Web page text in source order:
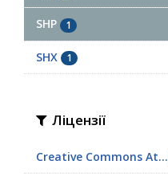
SHP 1
SHX 1
Ліцензії
Creative Commons At...